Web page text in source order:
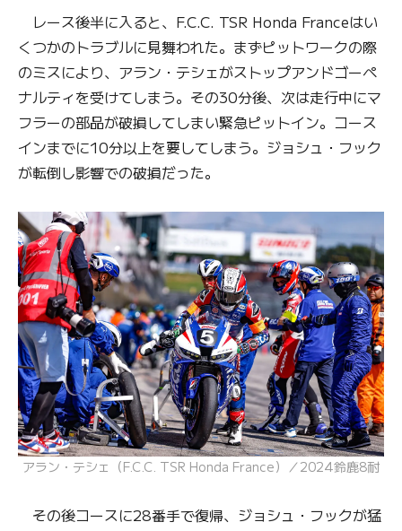
レース後半に入ると、F.C.C. TSR Honda Franceはい
くつかのトラブルに見舞われた。まずピットワークの際
のミスにより、アラン・テシェがストップアンドゴーペ
ナルティを受けてしまう。その30分後、次は走行中にマ
フラーの部品が破損してしまい緊急ピットイン。コース
インまでに10分以上を要してしまう。ジョシュ・フック
が転倒し影響での破損だった。
アラン・テシェ（F.C.C. TSR Honda France）／2024鈴鹿8耐
その後コースに28番手で復帰、ジョシュ・フックが猛